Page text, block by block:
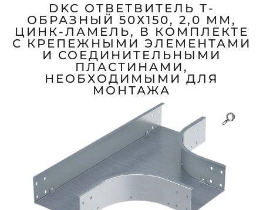
DKC ОТВЕТВИТЕЛЬ Т-
ОБРАЗНЫЙ 50Х150, 2,0 ММ,
ЦИНК-ЛАМЕЛЬ, В КОМПЛЕКТЕ
С КРЕПЕЖНЫМИ ЭЛЕМЕНТАМИ
И СОЕДИНИТЕЛЬНЫМИ
ПЛАСТИНАМИ,
НЕОБХОДИМЫМИ ДЛЯ
МОНТАЖА